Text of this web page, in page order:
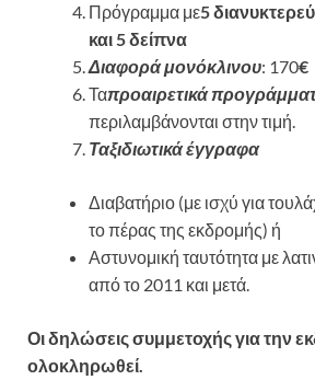
Πρόγραμμα με5
και 5 δείπνα
Διαφορά μονόκλινου: 170€
Ταπροαιρετικά
περιλαμβάνονται στην τιμή.
Ταξιδιωτικά έγγραφα
Διαβατήριο (με ισχύ για
το πέρας της εκδρομής) ή
Αστυνομική ταυτότητα με
από το 2011 και μετά.
Οι δηλώσεις συμμετοχής για την
ολοκληρωθεί.